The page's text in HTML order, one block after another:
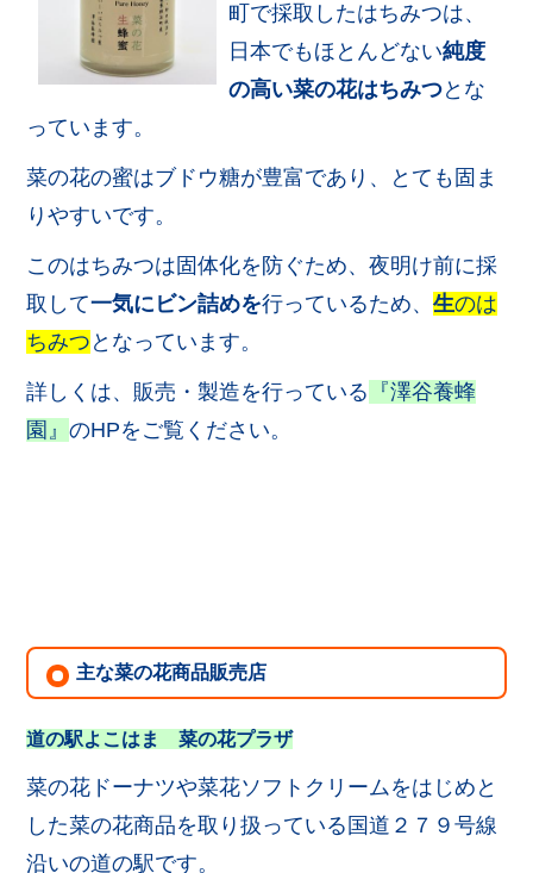
町で採取したはちみつは、
日本でもほとんどない純度
の高い菜の花はちみつとな
っています。
菜の花の蜜はブドウ糖が豊富であり、とても固ま
りやすいです。
このはちみつは固体化を防ぐため、夜明け前に採
取して一気にビン詰めを行っているため、生のは
ちみつ となっています。
詳しくは、販売・製造を行っている
『澤谷養蜂
園』のHPをご覧ください。
主な菜の花商品販売店
道の駅よこはま 菜の花プラザ
菜の花ドーナツや菜花ソフトクリームをはじめと
した菜の花商品を取り扱っている国道２７９号線
沿いの道の駅です。